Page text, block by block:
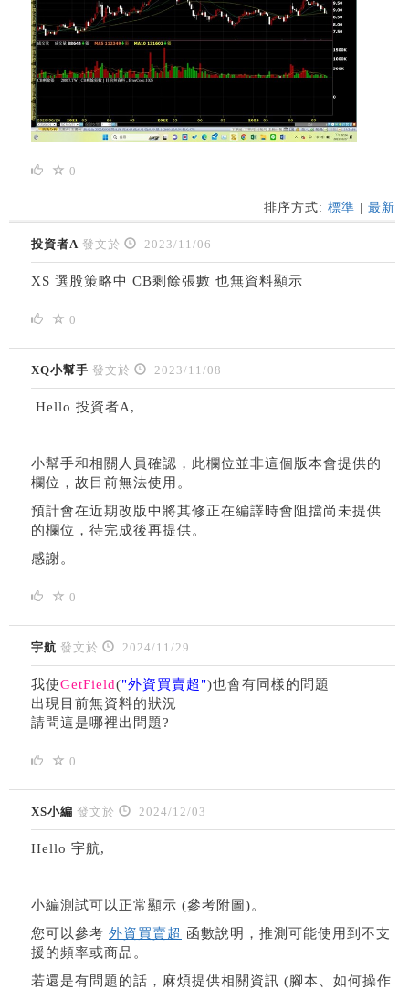
0
排序方式: 標準 | 最新
投資者A 發文於 2023/11/06
XS 選股策略中 CB剩餘張數 也無資料顯示
0
XQ小幫手 發文於 2023/11/08
Hello 投資者A,
小幫手和相關人員確認，此欄位並非這個版本會提供的
欄位，故目前無法使用。
預計會在近期改版中將其修正在編譯時會阻擋尚未提供
的欄位，待完成後再提供。
感謝。
0
宇航 發文於 2024/11/29
我使GetField("外資買賣超")也會有同樣的問題
出現目前無資料的狀況
請問這是哪裡出問題?
0
XS小編 發文於 2024/12/03
Hello 宇航,
小編測試可以正常顯示 (參考附圖)。
您可以參考 外資買賣超 函數說明，推測可能使用到不支
援的頻率或商品。
若還是有問題的話，麻煩提供相關資訊 (腳本、如何操作